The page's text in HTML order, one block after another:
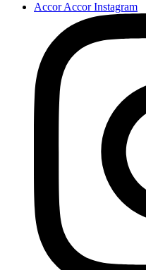
Accor Accor Instagram